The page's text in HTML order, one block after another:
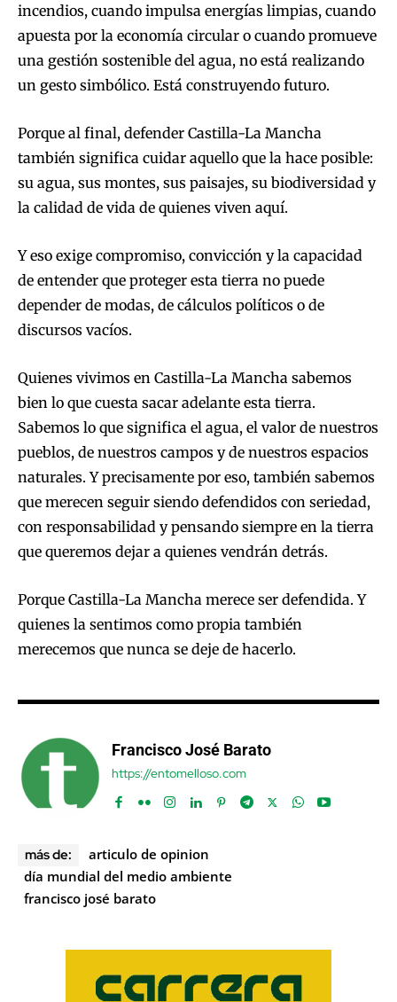
incendios, cuando impulsa energías limpias, cuando
apuesta por la economía circular o cuando promueve
una gestión sostenible del agua, no está realizando
un gesto simbólico. Está construyendo futuro.
Porque al final, defender Castilla-La Mancha
también significa cuidar aquello que la hace posible:
su agua, sus montes, sus paisajes, su biodiversidad y
la calidad de vida de quienes viven aquí.
Y eso exige compromiso, convicción y la capacidad
de entender que proteger esta tierra no puede
depender de modas, de cálculos políticos o de
discursos vacíos.
Quienes vivimos en Castilla-La Mancha sabemos
bien lo que cuesta sacar adelante esta tierra.
Sabemos lo que significa el agua, el valor de nuestros
pueblos, de nuestros campos y de nuestros espacios
naturales. Y precisamente por eso, también sabemos
que merecen seguir siendo defendidos con seriedad,
con responsabilidad y pensando siempre en la tierra
que queremos dejar a quienes vendrán detrás.
Porque Castilla-La Mancha merece ser defendida. Y
quienes la sentimos como propia también
merecemos que nunca se deje de hacerlo.
Francisco José Barato
https://entomelloso.com
más de:
articulo de opinion
día mundial del medio ambiente
francisco josé barato